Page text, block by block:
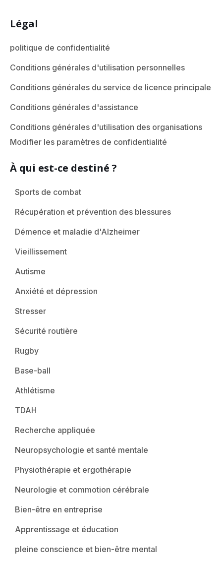
Légal
politique de confidentialité
Conditions générales d'utilisation personnelles
Conditions générales du service de licence principale
Conditions générales d'assistance
Conditions générales d'utilisation des organisations
Modifier les paramètres de confidentialité
À qui est-ce destiné ?
Sports de combat
Récupération et prévention des blessures
Démence et maladie d'Alzheimer
Vieillissement
Autisme
Anxiété et dépression
Stresser
Sécurité routière
Rugby
Base-ball
Athlétisme
TDAH
Recherche appliquée
Neuropsychologie et santé mentale
Physiothérapie et ergothérapie
Neurologie et commotion cérébrale
Bien-être en entreprise
Apprentissage et éducation
pleine conscience et bien-être mental